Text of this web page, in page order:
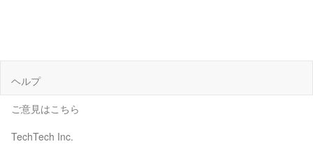
ヘルプ
ご意見はこちら
TechTech Inc.